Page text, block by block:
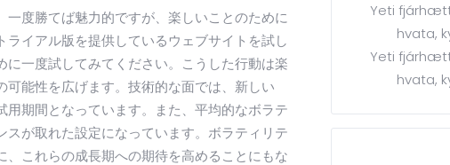
度勝てば魅力的ですが、楽しいことのために
イアル版を提供しているウェブサイトを試し
一度試してみてください。こうした行動は楽
能性を広げます。技術的な面では、新しい
用期間となっています。また、平均的なボラテ
が取れた設定になっています。ボラティリテ
これらの成長期への期待を高めることにもな
Yeti
hvata,
Yeti
hvata,